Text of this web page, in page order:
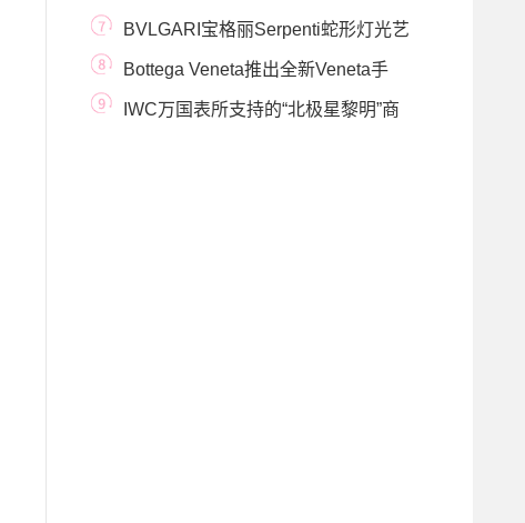
春演绎Wulu系列
BVLGARI宝格丽Serpenti蛇形灯光艺
术装置 闪耀宁波和
Bottega Veneta推出全新Veneta手
袋，典藏之作焕然新生
IWC万国表所支持的“北极星黎明”商